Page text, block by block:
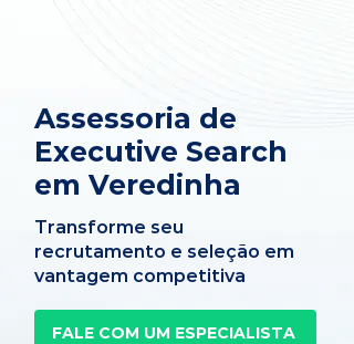
Assessoria de
Executive Search
em Veredinha
Transforme seu
recrutamento e seleção em
vantagem competitiva
FALE COM UM ESPECIALISTA